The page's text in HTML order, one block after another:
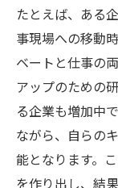
たとえば、ある
事現場への移動
ベートと仕事の
アップのための
る企業も増加中
ながら、自らの
能となります。
を作り出し、結